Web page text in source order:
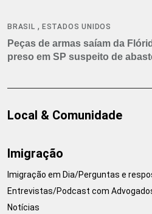
BRASIL , ESTADOS UNIDOS
Peças de armas saíam da
preso em SP suspeito de
Local & Comunidade
Imigração
Imigração em Dia/Perguntas e
Entrevistas/Podcast com
Notícias